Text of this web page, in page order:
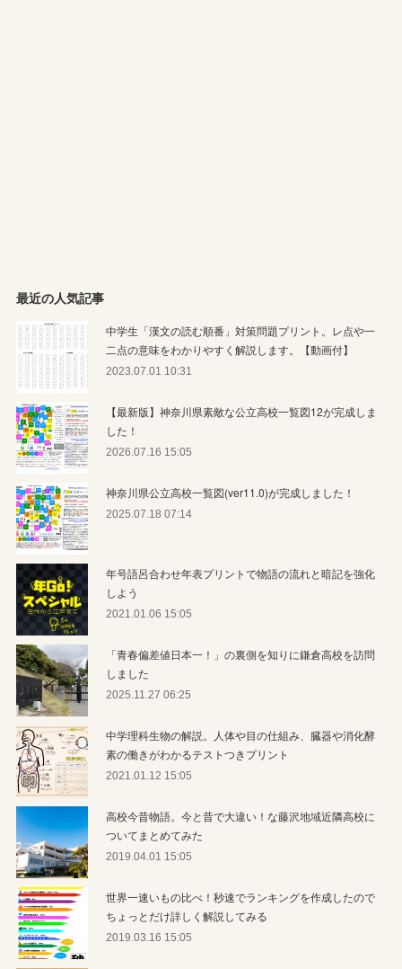
最近の人気記事
中学生「漢文の読む順番」対策問題プリント。レ点や一
二点の意味をわかりやすく解説します。【動画付】
2023.07.01 10:31
【最新版】神奈川県素敵な公立高校一覧図12が完成しま
した！
2026.07.16 15:05
神奈川県公立高校一覧図(ver11.0)が完成しました！
2025.07.18 07:14
年号語呂合わせ年表プリントで物語の流れと暗記を強化
しよう
2021.01.06 15:05
「青春偏差値日本一！」の裏側を知りに鎌倉高校を訪問
しました
2025.11.27 06:25
中学理科生物の解説。人体や目の仕組み、臓器や消化酵
素の働きがわかるテストつきプリント
2021.01.12 15:05
高校今昔物語。今と昔で大違い！な藤沢地域近隣高校に
ついてまとめてみた
2019.04.01 15:05
世界一速いもの比べ！秒速でランキングを作成したので
ちょっとだけ詳しく解説してみる
2019.03.16 15:05